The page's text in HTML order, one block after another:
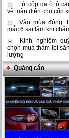
Lót cốp da ô tô
vệ toàn diện cho cốp
Vào mùa đông
mắc 6 sai lầm khi
Kinh nghiệm
chọn mua thảm lót
lượng
Quảng cáo